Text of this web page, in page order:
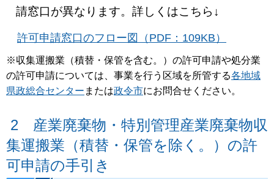
請窓口が異なります。詳しくはこちら↓
許可申請窓口のフロー図（PDF：109KB）
※収集運搬業（積替・保管を含む。）の許可申請や処分業
の許可申請については、事業を行う区域を所管する各地域
県政総合センター または政令市にお問合せください。
2 産業廃棄物・特別管理産業廃棄物収
集運搬業（積替・保管を除く。）の許
可申請の手引き